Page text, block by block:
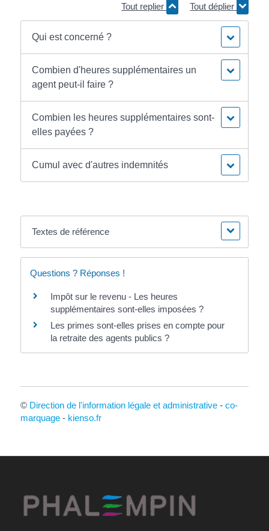
Tout replier Tout déplier
Qui est concerné ?
Combien d'heures supplémentaires un
agent peut-il faire ?
Combien les heures supplémentaires sont-
elles payées ?
Cumul avec d'autres indemnités
Textes de référence
Questions ? Réponses !
Impôt sur le revenu - Les heures
supplémentaires sont-elles imposées ?
Les primes sont-elles prises en compte pour
la retraite des agents publics ?
© Direction de l'information légale et administrative- co-
marquage- kienso.fr